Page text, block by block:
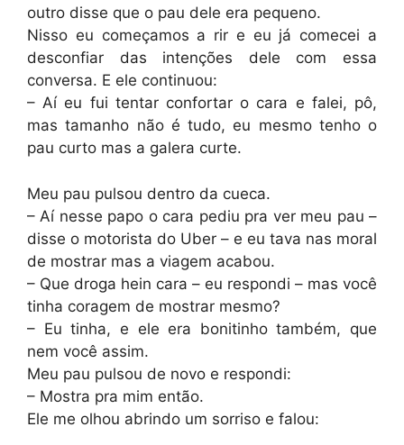
outro disse que o pau dele era pequeno.
Nisso eu começamos a rir e eu já comecei a
desconfiar das intenções dele com essa
conversa. E ele continuou:
– Aí eu fui tentar confortar o cara e falei, pô,
mas tamanho não é tudo, eu mesmo tenho o
pau curto mas a galera curte.
Meu pau pulsou dentro da cueca.
– Aí nesse papo o cara pediu pra ver meu pau –
disse o motorista do Uber – e eu tava nas moral
de mostrar mas a viagem acabou.
– Que droga hein cara – eu respondi – mas você
tinha coragem de mostrar mesmo?
– Eu tinha, e ele era bonitinho também, que
nem você assim.
Meu pau pulsou de novo e respondi:
– Mostra pra mim então.
Ele me olhou abrindo um sorriso e falou: